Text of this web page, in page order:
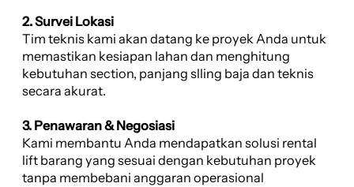
2. Survei Lokasi
Tim teknis kami akan datang ke proyek Anda untuk
memastikan kesiapan lahan dan menghitung
kebutuhan section, panjang slling baja dan teknis
secara akurat.
3. Penawaran & Negosiasi
Kami membantu Anda mendapatkan solusi rental
lift barang yang sesuai dengan kebutuhan proyek
tanpa membebani anggaran operasional